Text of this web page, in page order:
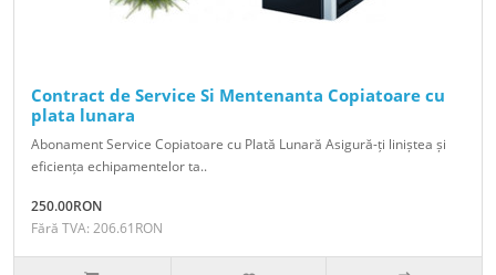
Contract de Service Si Mentenanta Copiatoare cu
plata lunara
Abonament Service Copiatoare cu Plată Lunară Asigură-ți liniștea și
eficiența echipamentelor ta..
250.00RON
Fără TVA: 206.61RON